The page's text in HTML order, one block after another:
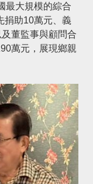
最大規模的綜合
捐助10萬元、義
董監事與顧問合
萬元，展現鄉親